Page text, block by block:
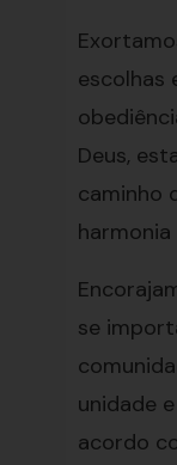
escolhas
Deus,
caminho
se
unidade
acordo